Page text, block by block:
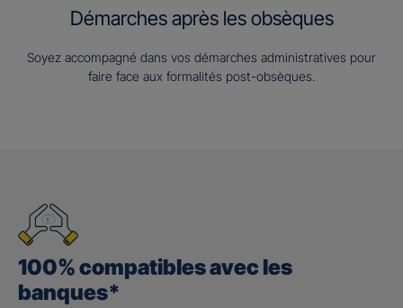
Démarches après les obsèques
Soyez accompagné dans vos démarches administratives pour
faire face aux formalités post-obsèques.
100% compatibles avec les
banques*